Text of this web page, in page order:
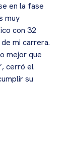
en la fase
muy
con 32
mi carrera.
mejor que
cerró el
su